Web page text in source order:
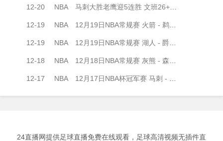
12-20 NBA 马刺大胜老鹰迎5连胜 文班26+12 瓦塞尔18+7 约翰逊17+11+6
12-19 NBA 12月19日NBA常规赛 火箭 - 鹈鹕 全场录像
12-19 NBA 12月19日NBA常规赛 湖人 - 爵士 全场录像
12-18 NBA 12月18日NBA常规赛 灰熊 - 森林狼 全场录像
12-17 NBA 12月17日NBA杯冠军赛 马刺 - 尼克斯 全场录像
24直播网提供足球直播免费在线观看，足球高清视频无插件直